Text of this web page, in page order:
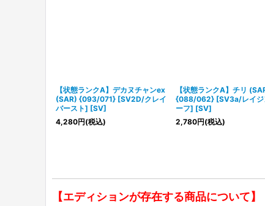
【状態ランクA】デカヌチャンex
(SAR) {093/071} [SV2D/クレイ
バースト] [SV]
4,280円(税込)
【状態ランクA】チリ
{088/062} [SV3a/レイジ
ーフ] [SV]
2,780円(税込)
【エディションが存在する商品について】